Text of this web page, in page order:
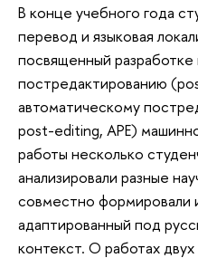
В конце учебного года
перевод и языковая
посвященный
постредактированию
автоматическому
post-editing, APE)
работы несколько
анализировали разные
совместно формировали
адаптированный под
контекст. О работах